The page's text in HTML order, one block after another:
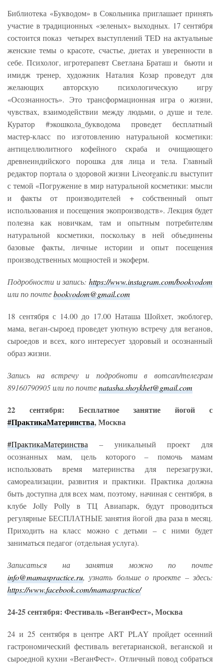
Библиотека «Букводом» в Сокольника приглашает принять
участие в традиционных «зеленых» выходных. 17 сентября
состоится показ четырех выступлений TED на актуальные
женские темы о красоте, счастье, диетах и уверенности в
себе. Психолог, игротерапевт Светлана Браташ и бьюти и
имидж тренер, художник Наталия Козар проведут для
желающих авторскую психологическую игру
«Осознанность». Это трансформационная игра о жизни,
чувствах, взаимодействии между людьми, о душе и теле.
Куратор #экошкола_букводома проведет бесплатный
мастер-класс по изготовлению натуральной косметики:
антицеллюлитного кофейного скраба и очищающего
древнеиндийского порошка для лица и тела. Главный
редактор портала о здоровой жизни Liveorganic.ru выступит
с темой «Погружение в мир натуральной косметики: мысли
и факты от производителей + собственный опыт
использования и посещения экопроизводств». Лекция будет
полезна как новичкам, там и опытным потребителям
натуральной косметики, поскольку в ней объединены
базовые факты, личные истории и опыт посещения
производственных мощностей и экоферм.
Подробности и запись: https://www.instagram.com/bookvodom
или по почтеbookvodom@gmail.com
18 сентября с 14.00 до 17.00 Наташа Шойхет, экоблогер,
мама, веган-сыроед проведет уютную встречу для веганов,
сыроедов и всех, кого интересует здоровый и осознанный
образ жизни.
Запись на встречу и подробноти в вотсап/телеграм
89160790905 или по почтеnatasha.shoykhet@gmail.com
22 сентября: Бесплатное занятие йогой с
#ПрактикаМатеринства, Москва
#ПрактикаМатеринства – уникальный проект для
осознанных мам, цель которого – помочь мамам
использовать время материнства для перезагрузки,
самореализации, развития и практики. Практика должна
быть доступна для всех мам, поэтому, начиная с сентября, в
клубе Jolly Polly в ТЦ Авиапарк, будут проводиться
регулярные БЕСПЛАТНЫЕ занятия йогой два раза в месяц.
Приходить на класс можно с детьми – с ними будет
заниматься педагог (отдельная услуга).
Записаться на занятия можно по почте
info@mamaspractice.ru, узнать больше о проекте – здесь:
https://www.facebook.com/mamaspractice/
24-25 сентября: Фестиваль «ВеганФест», Москва
24 и 25 сентября в центре ART PLAY пройдет осенний
гастрономический фестиваль вегетарианской, веганской и
сыроедной кухни «ВеганФест». Отличный повод собраться